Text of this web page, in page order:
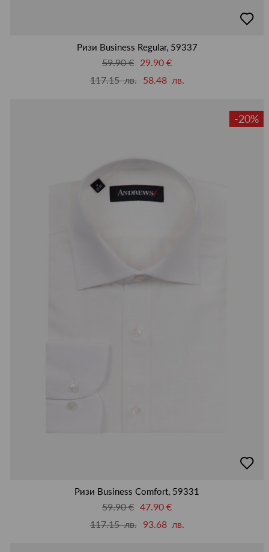
в
Ризи Business Regular, 59337
59.90 € 29.90 €
117.15 лв.
58.48 лв.
-20%
в
Ризи Business Comfort, 59331
59.90 € 47.90 €
117.15 лв.
93.68 лв.